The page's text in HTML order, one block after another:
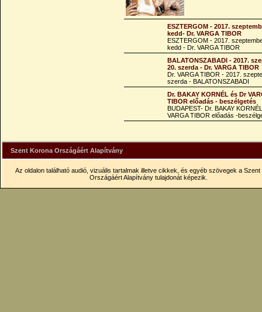
ESZTERGOM - 2017.
kedd- Dr. VARGA TIBOR
ESZTERGOM - 2017.
kedd - Dr. VARGA TIBOR
BALATONSZABADI - 2017.
20. szerda - Dr. VARGA TIBOR
Dr. VARGA TIBOR - 2017.
szerda - BALATONSZABADI
Dr. BAKAY KORNÉL és Dr
TIBOR előadás - beszélgetés
BUDAPEST- Dr. BAKAY
VARGA TIBOR előadás -
Szent Korona Országáért Alapítvány
Az oldalon található audió, vizuális tartalmak illetve cikkek, és egyéb szövegek a Szent
Országáért Alapítvány tulajdonát képezik.